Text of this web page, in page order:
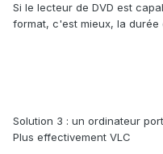
Si le lecteur de DVD est
format, c'est mieux, la durée
Solution 3 : un ordinateur
Plus effectivement VLC